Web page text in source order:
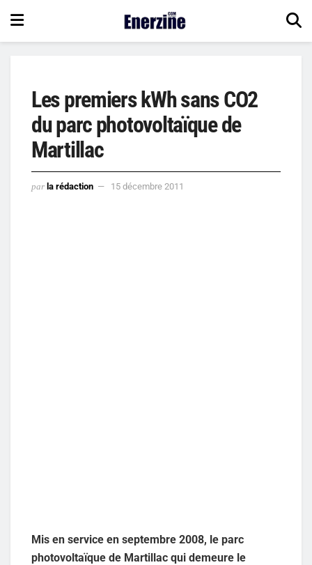
Les premiers kWh sans CO2
du parc photovoltaïque de
Martillac
par la rédaction 15 décembre 2011
Mis en service en septembre 2008, le parc
photovoltaïque de Martillac qui demeure le